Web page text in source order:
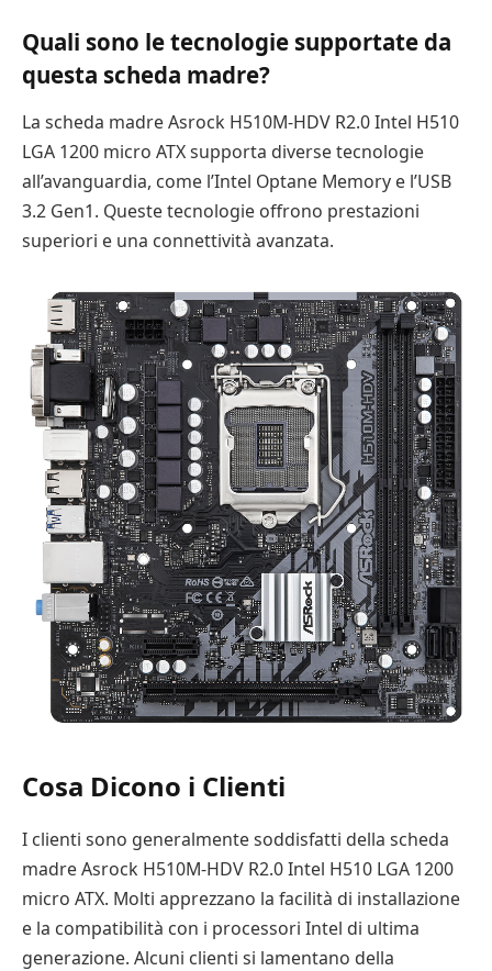
Quali sono le tecnologie supportate da
questa scheda madre?
La scheda madre Asrock H510M-HDV R2.0 Intel H510
LGA 1200 micro ATX supporta diverse tecnologie
all’avanguardia, come l’Intel Optane Memory e l’USB
3.2 Gen1. Queste tecnologie offrono prestazioni
superiori e una connettività avanzata.
Cosa Dicono i Clienti
I clienti sono generalmente soddisfatti della scheda
madre Asrock H510M-HDV R2.0 Intel H510 LGA 1200
micro ATX. Molti apprezzano la facilità di installazione
e la compatibilità con i processori Intel di ultima
generazione. Alcuni clienti si lamentano della